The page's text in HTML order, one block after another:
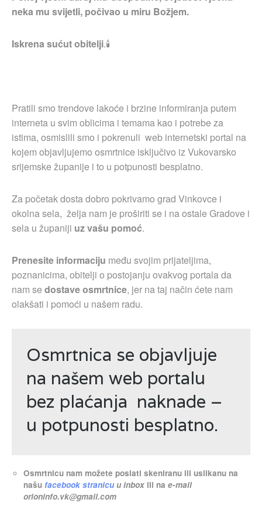
neka mu svijetli, počivao u miru Božjem.
Iskrena sućut obitelji.🕯
Pratili smo trendove lakoće i brzine informiranja putem
interneta u svim oblicima i temama kao i potrebe za
istima, osmislili smo i pokrenuli web internetski portal na
kojem objavljujemo osmrtnice isključivo iz Vukovarsko
srijemske županije i to u potpunosti besplatno.
Za početak dosta dobro pokrivamo grad Vinkovce i
okolna sela, želja nam je proširiti se i na ostale Gradove i
sela u županiji uz vašu pomoć.
Prenesite informaciju među svojim prijateljima,
poznanicima, obitelji o postojanju ovakvog portala da
nam sedostave osmrtnice, jer na taj način ćete nam
olakšati i pomoći u našem radu.
Osmrtnica se objavljuje
na našem web portalu
bez plaćanja naknade –
u potpunosti besplatno.
Osmrtnicu nam možete poslati skeniranu ili uslikanu na
našufacebook stranicuu inbox ili nae-mail
orioninfo.vk@gmail.com